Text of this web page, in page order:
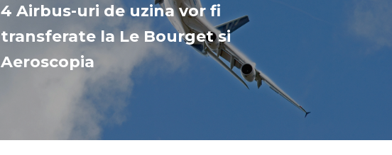
4 Airbus-uri de uzina vor fi
transferate la Le Bourget si
Aeroscopia